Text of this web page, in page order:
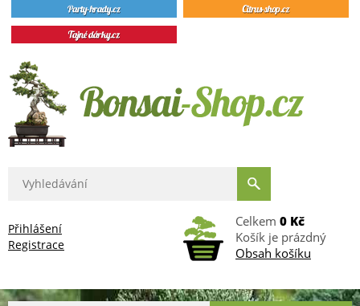
Přihlášení
Registrace
Celkem 0 Kč
Košík je prázdný
Obsah košíku